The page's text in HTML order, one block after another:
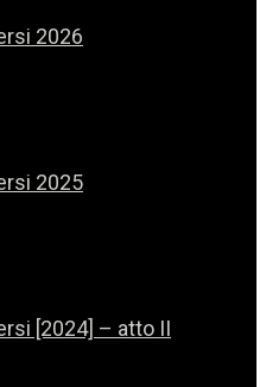
2026
2025
[2024] – atto II